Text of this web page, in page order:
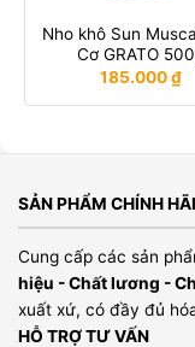
Nho khô Sun
Cơ GRATO
185.000₫
SẢN PHẨM CHÍNH
Cung cấp các sản
hiệu - Chất lương -
xuất xứ, có đầy đủ
HỖ TRỢ TƯ VẤN